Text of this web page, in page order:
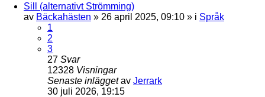
Sill (alternativt Strömming)
av Bäckahästen » 26 april 2025, 09:10 » i Språk
1
2
3
27 Svar
12328 Visningar
Senaste inläggetav Jerrark
30 juli 2026, 19:15